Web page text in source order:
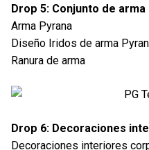
Drop 5: Conjunto de arma
Arma Pyrana
Diseño Iridos de arma
Ranura de arma
Drop 6: Decoraciones
Decoraciones interiores